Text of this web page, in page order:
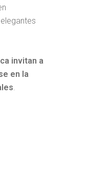
invitan a
en la
.